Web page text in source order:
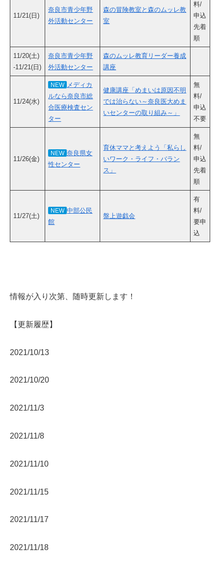
11/21(日)
奈良市青少年野
外活動センター
森の冒険教室と森のムッレ教
室
料/
申込
先着
順
11/20(土)
-11/21(日)
奈良市青少年野
外活動センター
森のムッレ教育リーダー養成
講座
11/24(水)
NEW メディカ
ルなら奈良市総
合医療検査セン
ター
健康講座「めまいは原因不明
では治らない～奈良医大めま
いセンターの取り組み～」
無
料/
申込
不要
11/26(金)
NEW 奈良県女
性センター
育休ママと考えよう「私らし
いワーク・ライフ・バラン
ス」
無
料/
申込
先着
順
11/27(土)
NEW 中部公民
館
盤上遊戯会
有
料/
要申
込
情報が入り次第、随時更新します！
【更新履歴】
2021/10/13
2021/10/20
2021/11/3
2021/11/8
2021/11/10
2021/11/15
2021/11/17
2021/11/18